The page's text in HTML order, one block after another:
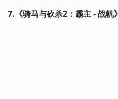
7.《骑马与砍杀2：霸主 - 战帆》